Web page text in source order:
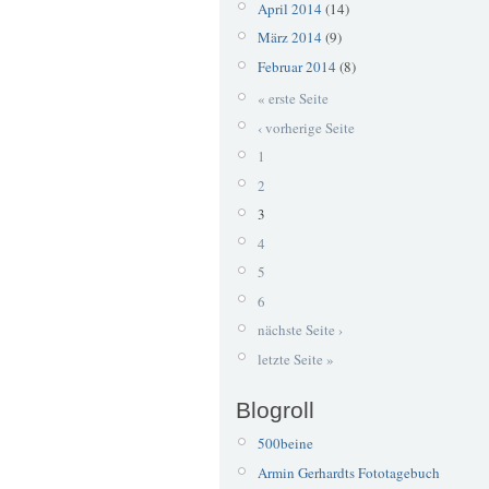
April 2014 (14)
März 2014 (9)
Februar 2014 (8)
« erste Seite
‹ vorherige Seite
1
2
3
4
5
6
nächste Seite ›
letzte Seite »
Blogroll
500beine
Armin Gerhardts Fototagebuch